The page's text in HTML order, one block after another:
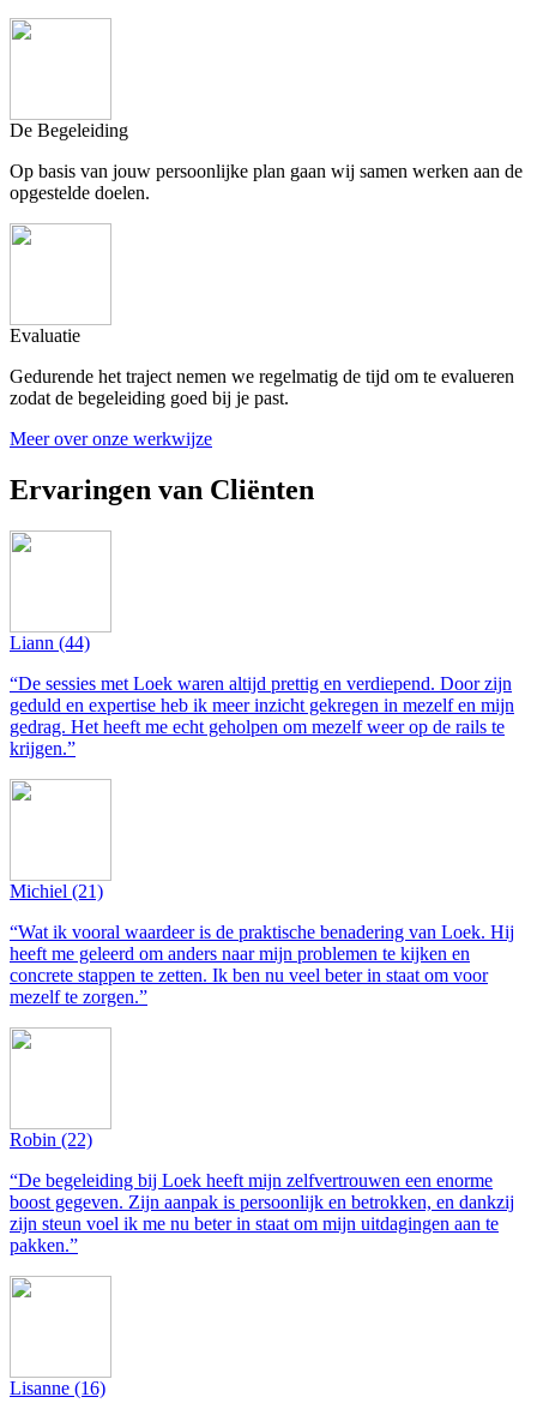
De Begeleiding
Op basis van jouw persoonlijke plan gaan wij samen werken aan de
opgestelde doelen.
Evaluatie
Gedurende het traject nemen we regelmatig de tijd om te evalueren
zodat de begeleiding goed bij je past.
Meer over onze werkwijze
Ervaringen van Cliënten
Liann (44)
“De sessies met Loek waren altijd prettig en verdiepend. Door zijn
geduld en expertise heb ik meer inzicht gekregen in mezelf en mijn
gedrag. Het heeft me echt geholpen om mezelf weer op de rails te
krijgen.”
Michiel (21)
“Wat ik vooral waardeer is de praktische benadering van Loek. Hij
heeft me geleerd om anders naar mijn problemen te kijken en
concrete stappen te zetten. Ik ben nu veel beter in staat om voor
mezelf te zorgen.”
Robin (22)
“De begeleiding bij Loek heeft mijn zelfvertrouwen een enorme
boost gegeven. Zijn aanpak is persoonlijk en betrokken, en dankzij
zijn steun voel ik me nu beter in staat om mijn uitdagingen aan te
pakken.”
Lisanne (16)